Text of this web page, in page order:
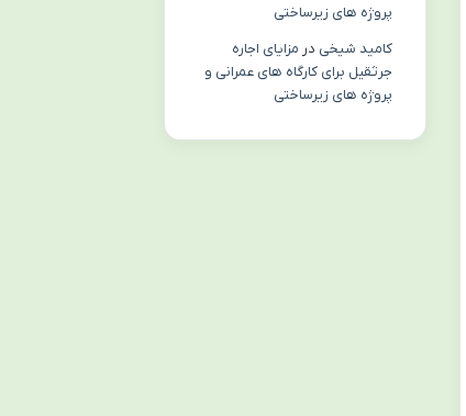
پروژه های زیرساختی
کامید شیخی در مزایای اجاره
جرثقیل برای کارگاه های عمرانی و
پروژه های زیرساختی